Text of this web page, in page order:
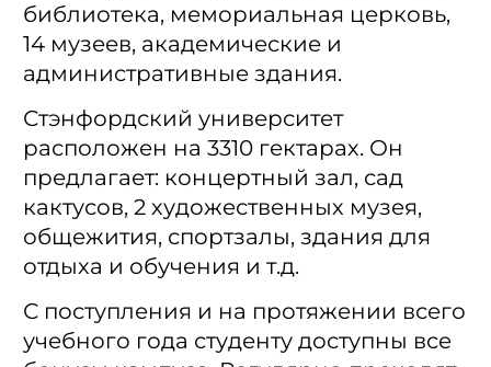
библиотека, мемориальная церковь,
14 музеев, академические и
административные здания.
Стэнфордский университет
расположен на 3310 гектарах. Он
предлагает: концертный зал, сад
кактусов, 2 художественных музея,
общежития, спортзалы, здания для
отдыха и обучения и т.д.
С поступления и на протяжении всего
учебного года студенту доступны все